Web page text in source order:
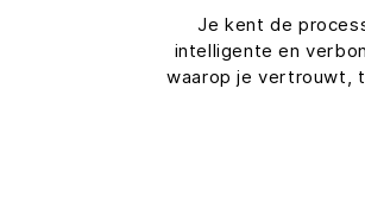
Je kent de
intelligente en
waarop je vertrouwt,